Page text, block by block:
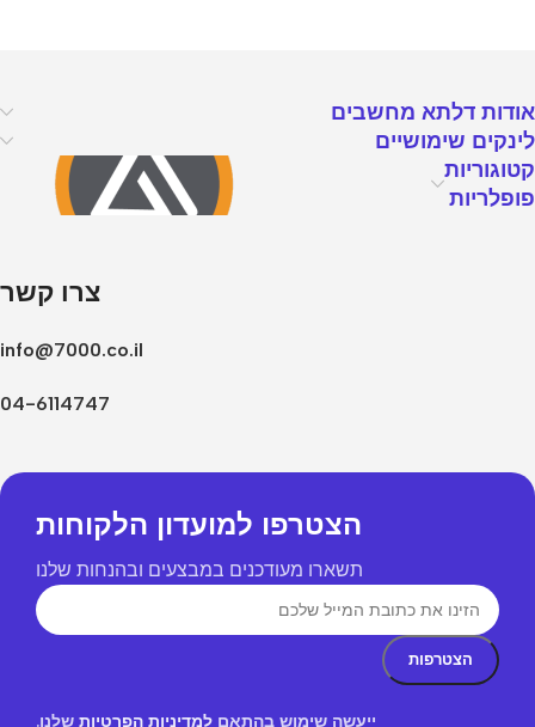
אודות דלתא מחשבים
לינקים שימושיים
קטוגוריות
פופלריות
צרו קשר
info@7000.co.il
04-6114747
הצטרפו למועדון הלקוחות
תשארו מעודכנים במבצעים ובהנחות שלנו
ייעשה שימוש בהתאם למדיניות הפרטיות שלנו.